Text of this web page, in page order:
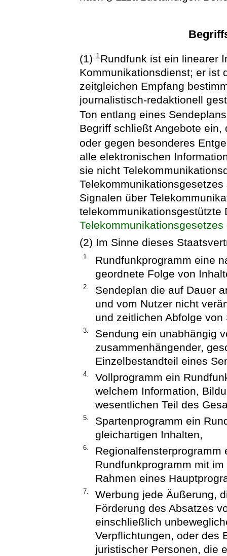
(1) 1Rundfunk ist ein linearer
Kommunikationsdienst; er ist
zeitgleichen Empfang
journalistisch-redaktionell
Ton entlang eines
Begriff schließt Angebote
oder gegen besonderes
alle elektronischen
sie nicht
Signalen über
telekommunikationsgestützte
Telekommunikationsgesetzes
(2) Im Sinne dieses
1.
Rundfunkprogramm eine
geordnete Folge von
2.
Sendeplan die auf Dauer
und vom Nutzer nicht
und zeitlichen Abfolge von
3.
Sendung ein unabhängig
zusammenhängender,
Einzelbestandteil eines
4.
Vollprogramm ein
welchem Information,
wesentlichen Teil des
5.
Spartenprogramm ein
gleichartigen Inhalten,
6.
Rundfunkprogramm mit
Rahmen eines
7.
Werbung jede Äußerung,
Förderung des Absatzes
einschließlich
Verpflichtungen, oder des
juristischer Personen, die